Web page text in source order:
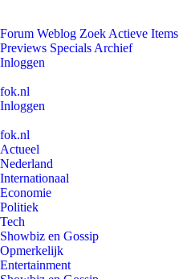
Forum Weblog Zoek Actieve Items
Previews Specials Archief
Inloggen
fok.nl
Inloggen
fok.nl
Actueel
Nederland
Internationaal
Economie
Politiek
Tech
Showbiz en Gossip
Opmerkelijk
Entertainment